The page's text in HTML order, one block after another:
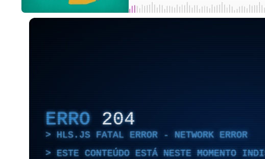
ERRO 204
HLS.JS FATAL ERROR - NETWORK ERROR
ESTE CONTEÚDO ESTÁ NESTE MOMENTO